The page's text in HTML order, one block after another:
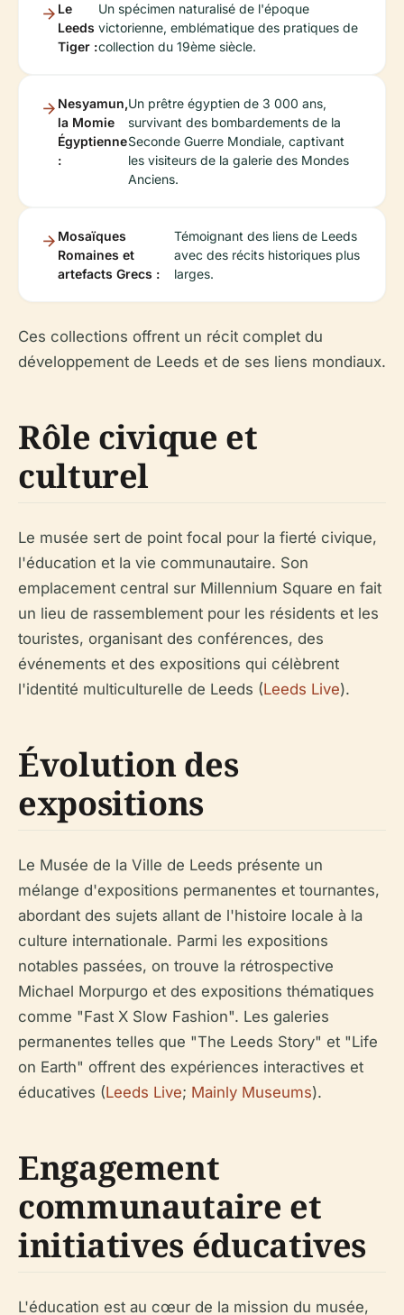
Le
Leeds
Tiger :
Un spécimen naturalisé de l'époque
victorienne, emblématique des pratiques de
collection du 19ème siècle.
Nesyamun,
la Momie
Égyptienne
:
Un prêtre égyptien de 3 000 ans,
survivant des bombardements de la
Seconde Guerre Mondiale, captivant
les visiteurs de la galerie des Mondes
Anciens.
Mosaïques
Romaines et
artefacts Grecs :
Témoignant des liens de Leeds
avec des récits historiques plus
larges.
Ces collections offrent un récit complet du
développement de Leeds et de ses liens mondiaux.
Rôle civique et
culturel
Le musée sert de point focal pour la fierté civique,
l'éducation et la vie communautaire. Son
emplacement central sur Millennium Square en fait
un lieu de rassemblement pour les résidents et les
touristes, organisant des conférences, des
événements et des expositions qui célèbrent
l'identité multiculturelle de Leeds (Leeds Live).
Évolution des
expositions
Le Musée de la Ville de Leeds présente un
mélange d'expositions permanentes et tournantes,
abordant des sujets allant de l'histoire locale à la
culture internationale. Parmi les expositions
notables passées, on trouve la rétrospective
Michael Morpurgo et des expositions thématiques
comme "Fast X Slow Fashion". Les galeries
permanentes telles que "The Leeds Story" et "Life
on Earth" offrent des expériences interactives et
éducatives (Leeds Live; Mainly Museums).
Engagement
communautaire et
initiatives éducatives
L'éducation est au cœur de la mission du musée,